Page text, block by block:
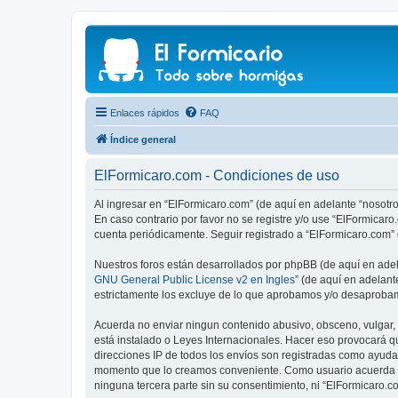
Enlaces rápidos FAQ
Índice general
ElFormicaro.com - Condiciones de uso
Al ingresar en “ElFormicaro.com” (de aquí en adelante
En caso contrario por favor no se registre y/o use
cuenta periódicamente. Seguir registrado a
Nuestros foros están desarrollados por phpBB (de aquí en
GNU General Public License v2 en Ingles” (de aquí en
estrictamente los excluye de lo que aprobamos y/o
Acuerda no enviar ningun contenido abusivo, obsceno,
está instalado o Leyes Internacionales. Hacer eso provocará
direcciones IP de todos los envíos son registradas como
momento que lo creamos conveniente. Como usuario
ninguna tercera parte sin su consentimiento, ni